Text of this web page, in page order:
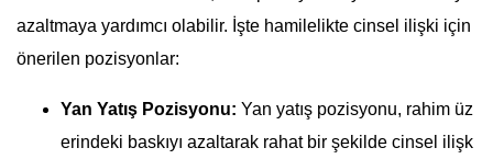
azaltmaya yardımcı olabilir. İşte hamilelikte cinsel ilişki için
önerilen pozisyonlar:
Yan Yatış Pozisyonu: Yan yatış pozisyonu, rahim üz
erindeki baskıyı azaltarak rahat bir şekilde cinsel ilişk